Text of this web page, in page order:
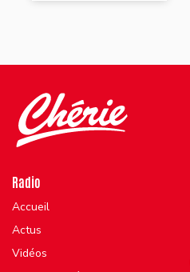
Radio
Accueil
Actus
Vidéos